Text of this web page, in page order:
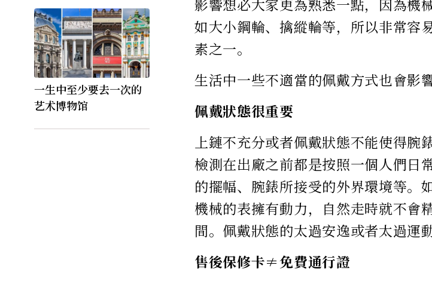
一生中至少要去一次的
艺术博物馆
影響想必大家更為熟悉一點，因為機
如大小鋼輪、擒縱輪等，所以非常容
素之一。
生活中一些不適當的佩戴方式也會影
佩戴狀態很重要
上鏈不充分或者佩戴狀態不能使得
檢測在出廠之前都是按照一個人們日
的擺幅、腕錶所接受的外界環境等。
機械的表擁有動力，自然走時就不會
間。佩戴狀態的太過安逸或者太過運
售後保修卡≠免費通行證